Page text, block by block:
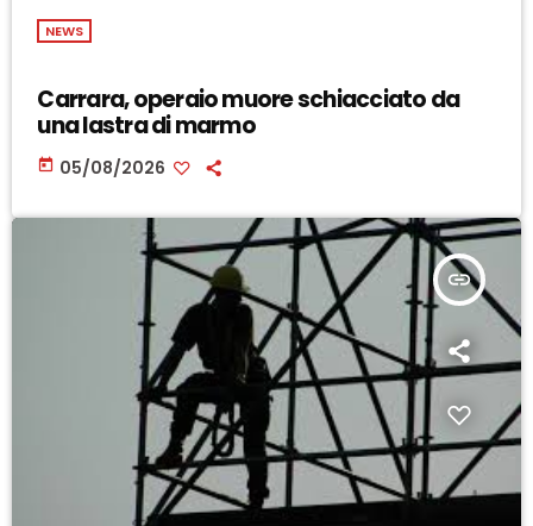
NEWS
Carrara, operaio muore schiacciato da
una lastra di marmo
today 05/08/2026
insert_link